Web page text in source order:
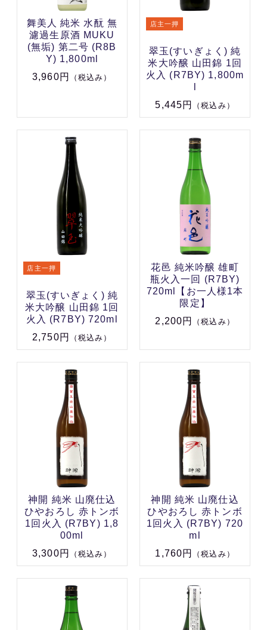
舞美人 純米 水酛 無
濾過生原酒 MUKU
(無垢) 第二号 (R8B
Y) 1,800ml
3,960円
（税込み）
翠玉(すいぎょく) 純
米大吟醸 山田錦 1回
火入 (R7BY) 1,800m
5,445円
（税込み）
翠玉(すいぎょく) 純
米大吟醸 山田錦 1回
火入 (R7BY) 720ml
2,750円
（税込み）
花邑 純米吟醸 雄町
瓶火入一回 (R7BY)
720ml【お一人様1本
限定】
2,200円
（税込み）
神開 純米 山廃仕込
ひやおろし 赤トンボ
1回火入 (R7BY) 1,8
00ml
3,300円
（税込み）
神開 純米 山廃仕込
ひやおろし 赤トンボ
1回火入 (R7BY) 720
ml
1,760円
（税込み）